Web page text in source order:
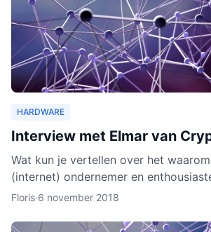
HARDWARE
Interview met Elmar van
Wat kun je vertellen over het
(internet) ondernemer en
was het een logische keuze om de
Floris·6 november 2018